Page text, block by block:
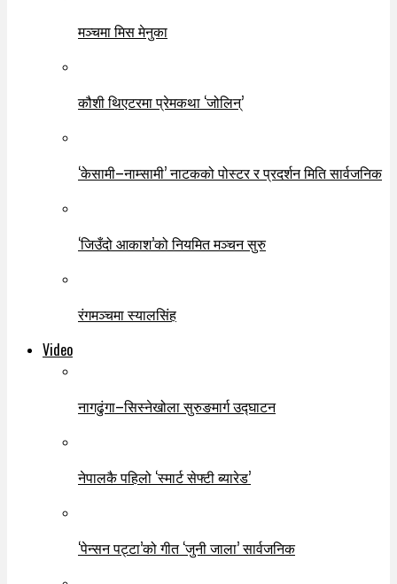
मञ्चमा मिस मेनुका
कौशी थिएटरमा प्रेमकथा ‘जोलिन्’
‘केसामी–नाम्सामी’ नाटकको पोस्टर र प्रदर्शन मिति सार्वजनिक
‘जिउँदो आकाश’को नियमित मञ्चन सुरु
रंगमञ्चमा स्यालसिंह
Video
नागढुंगा–सिस्नेखोला सुरुङमार्ग उद्घाटन
नेपालकै पहिलो ‘स्मार्ट सेफ्टी ब्यारेड’
‘पेन्सन पट्टा’को गीत ‘जुनी जाला’ सार्वजनिक